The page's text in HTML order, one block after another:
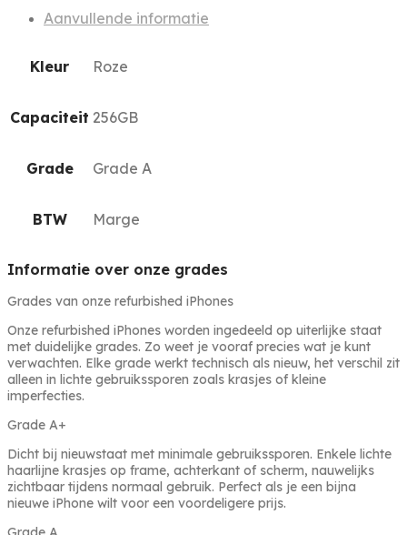
Aanvullende informatie
Kleur Roze
Capaciteit 256GB
Grade Grade A
BTW Marge
Informatie over onze grades
Grades van onze refurbished iPhones
Onze refurbished iPhones worden ingedeeld op uiterlijke staat
met duidelijke grades. Zo weet je vooraf precies wat je kunt
verwachten. Elke grade werkt technisch als nieuw, het verschil zit
alleen in lichte gebruikssporen zoals krasjes of kleine
imperfecties.
Grade A+
Dicht bij nieuwstaat met minimale gebruikssporen. Enkele lichte
haarlijne krasjes op frame, achterkant of scherm, nauwelijks
zichtbaar tijdens normaal gebruik. Perfect als je een bijna
nieuwe iPhone wilt voor een voordeligere prijs.